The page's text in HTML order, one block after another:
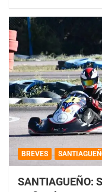
BREVES
SANTIAGUEÑO: